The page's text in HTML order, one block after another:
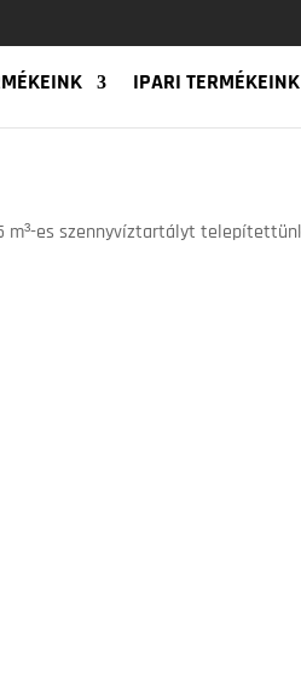
IPARI TERMÉKEINK